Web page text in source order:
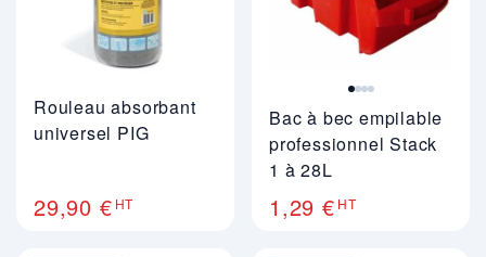
Rouleau absorbant
universel PIG
29,90 € HT
Bac à bec empilable
professionnel Stack
1 à 28L
1,29 € HT